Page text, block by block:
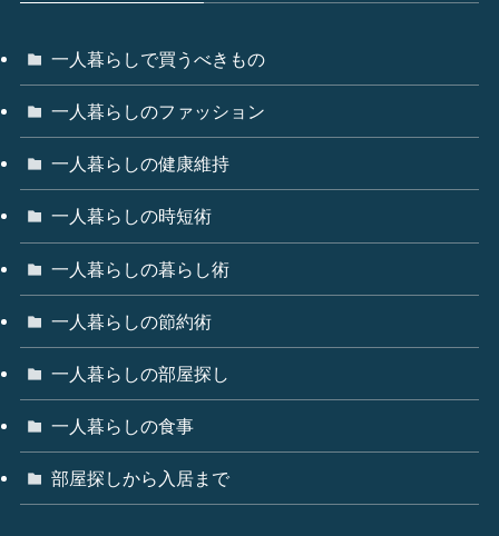
一人暮らしで買うべきもの
一人暮らしのファッション
一人暮らしの健康維持
一人暮らしの時短術
一人暮らしの暮らし術
一人暮らしの節約術
一人暮らしの部屋探し
一人暮らしの食事
部屋探しから入居まで